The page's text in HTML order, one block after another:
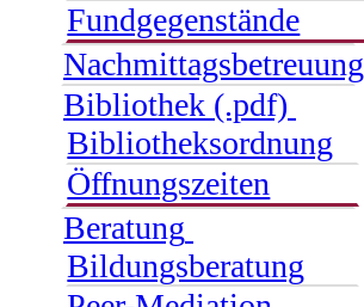
Fundgegenstände
Nachmittagsbetreuung
Bibliothek (.pdf)
Bibliotheksordnung
Öffnungszeiten
Beratung
Bildungsberatung